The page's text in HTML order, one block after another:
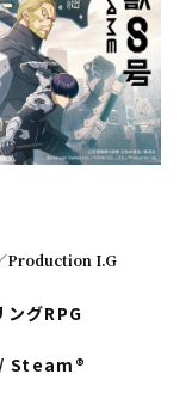
Production I.G
ングRPG
Steam®